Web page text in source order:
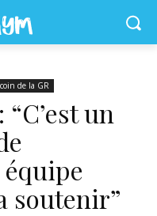
de la GR
un
soutenir”